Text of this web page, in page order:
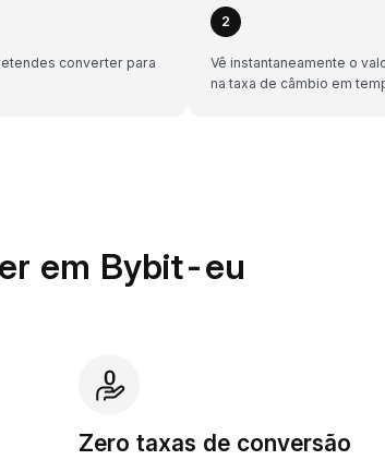
converter para
2
Vê instantaneamente o
na taxa de câmbio em
em Bybit-eu
Zero taxas de conversão